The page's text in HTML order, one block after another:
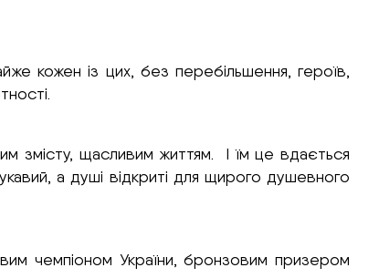
кожен із цих, без перебільшення, героїв,
змісту, щасливим життям. І їм це вдається
а душі відкриті для щирого душевного
чемпіоном України, бронзовим призером